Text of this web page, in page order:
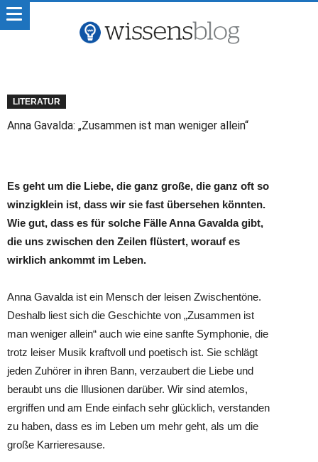
LITERATUR
Anna Gavalda: „Zusammen ist man weniger allein“
Es geht um die Liebe, die ganz große, die ganz oft so
winzigklein ist, dass wir sie fast übersehen könnten.
Wie gut, dass es für solche Fälle Anna Gavalda gibt,
die uns zwischen den Zeilen flüstert, worauf es
wirklich ankommt im Leben.
Anna Gavalda ist ein Mensch der leisen Zwischentöne.
Deshalb liest sich die Geschichte von „Zusammen ist
man weniger allein“ auch wie eine sanfte Symphonie, die
trotz leiser Musik kraftvoll und poetisch ist. Sie schlägt
jeden Zuhörer in ihren Bann, verzaubert die Liebe und
beraubt uns die Illusionen darüber. Wir sind atemlos,
ergriffen und am Ende einfach sehr glücklich, verstanden
zu haben, dass es im Leben um mehr geht, als um die
große Karrieresause.